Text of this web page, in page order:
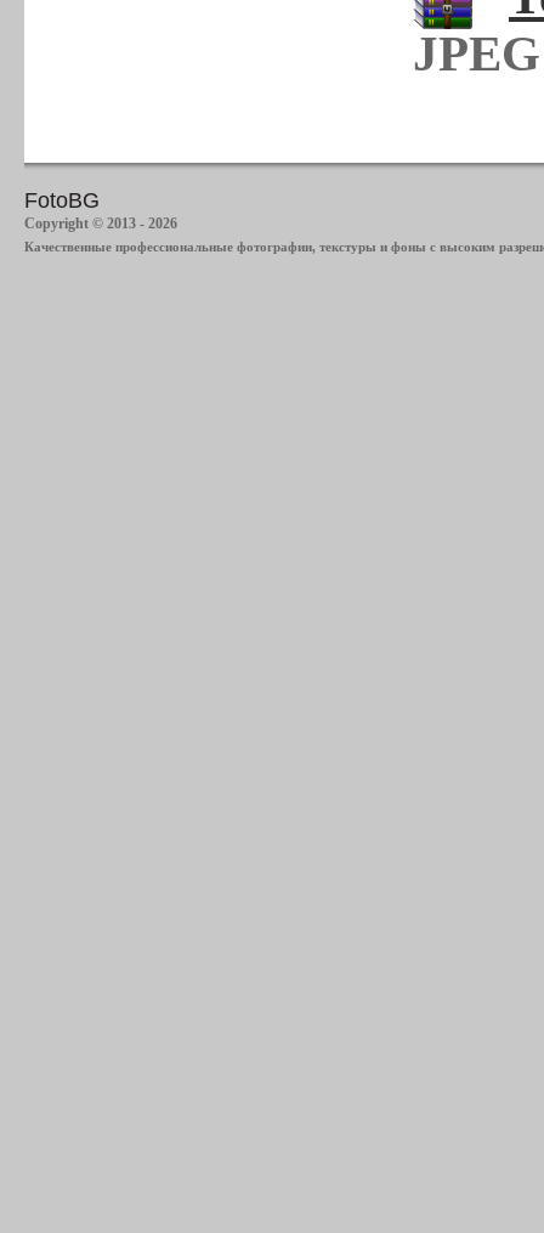
FotoBG
Copyright © 2013 - 2026
Качественные профессиональные фотографии, текстуры и фоны с высоким